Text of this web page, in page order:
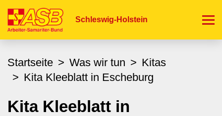
zum
Schleswig-Holstein
Startseite Was wir tun
Kitas
Kita Kleeblatt in Escheburg
Kita Kleeblatt in